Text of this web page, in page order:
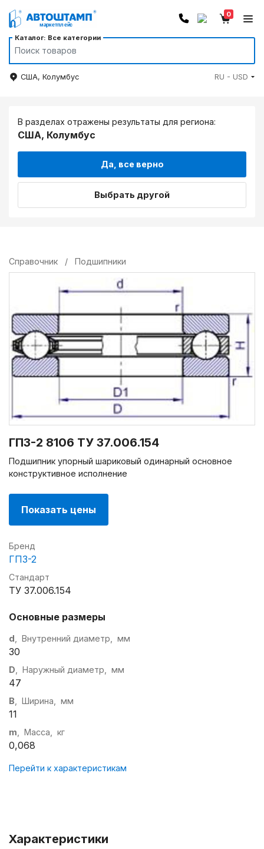
Каталог: Все категории
0
США, Колумбус RU - USD
В разделах отражены результаты для региона:
США, Колумбус
Да, все верно
Выбрать другой
Справочник / Подшипники
ГПЗ-2 8106 ТУ 37.006.154
Подшипник упорный шариковый одинарный основное
конструктивное исполнение
Показать цены
Бренд
ГПЗ-2
Стандарт
ТУ 37.006.154
Основные размеры
d , Внутренний диаметр, мм
30
D , Наружный диаметр, мм
47
B , Ширина, мм
11
m , Масса, кг
0,068
Перейти к характеристикам
Характеристики